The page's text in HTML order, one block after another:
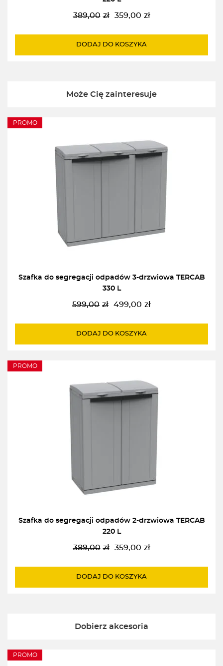
389,00 zł
Pierwotna
wynosiła:
359,00 zł
Aktualna
wynosi:
DODAJ DO KOSZYKA
Może Cię zainteresuje
PROMO
Szafka do segregacji odpadów 3-drzwiowa TERCAB
330 L
599,00 zł
Pierwotna
wynosiła:
499,00 zł
Aktualna
wynosi:
DODAJ DO KOSZYKA
PROMO
Szafka do segregacji odpadów 2-drzwiowa TERCAB
220 L
389,00 zł
Pierwotna
wynosiła:
359,00 zł
Aktualna
wynosi:
DODAJ DO KOSZYKA
Dobierz akcesoria
PROMO